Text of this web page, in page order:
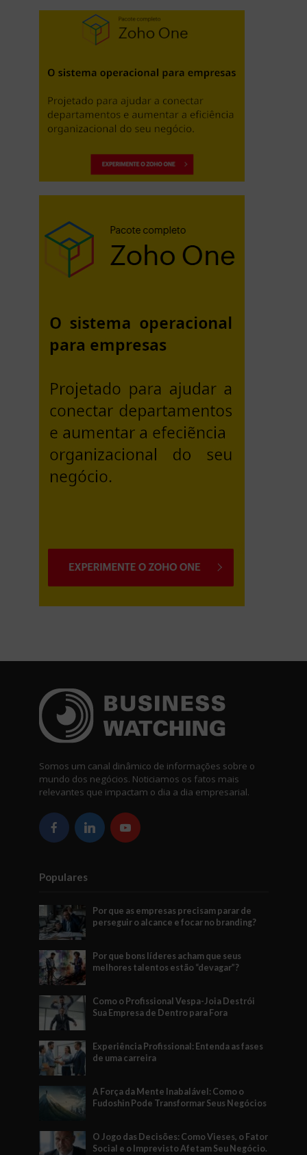
Somos um canal dinâmico de informações sobre o
mundo dos negócios. Noticiamos os fatos mais
relevantes que impactam o dia a dia empresarial.
Populares
Por que as empresas precisam parar de
perseguir o alcance e focar no branding?
Por que bons líderes acham que seus
melhores talentos estão “devagar”?
Como o Profissional Vespa-Joia Destrói
Sua Empresa de Dentro para Fora
Experiência Profissional: Entenda as fases
de uma carreira
A Força da Mente Inabalável: Como o
Fudoshin Pode Transformar Seus Negócios
O Jogo das Decisões: Como Vieses, o Fator
Social e o Imprevisto Afetam Seu Negócio.